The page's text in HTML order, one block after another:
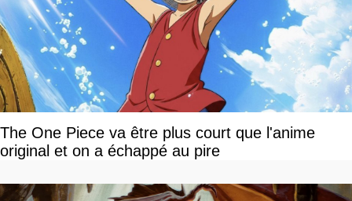
The One Piece va être plus court que l'anime
original et on a échappé au pire